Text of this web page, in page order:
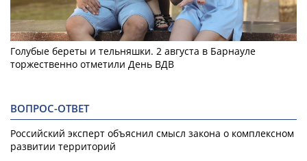
Голубые береты и тельняшки. 2 августа в Барнауле
торжественно отметили День ВДВ
ВОПРОС-ОТВЕТ
Российский эксперт объяснил смысл закона о комплексном
развитии территорий